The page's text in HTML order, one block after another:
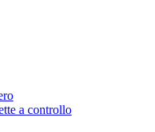
a controllo